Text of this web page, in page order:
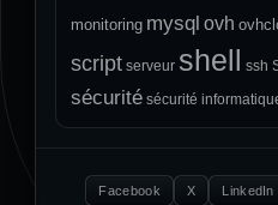
monitoring mysql ovh
script serveur shell ssh
sécurité sécurité
Facebook X LinkedIn